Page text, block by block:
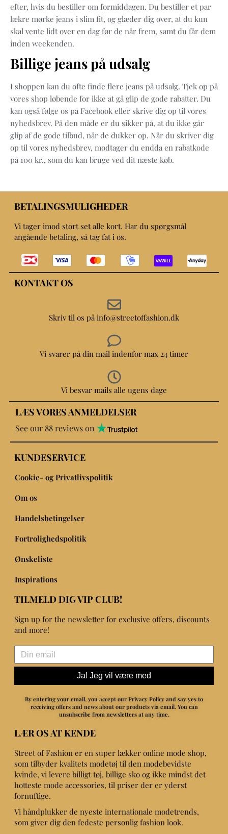
efter, hvis du bestiller om formiddagen. Du bestiller et par
lækre mørke jeans i slim fit, og glæder dig over, at du kun
skal vente lidt over en dag før de når frem, samt du får dem
inden weekenden.
Billige jeans på udsalg
I shoppen kan du ofte finde flere jeans på udsalg. Tjek op på
vores shop løbende for ikke at gå glip de gode rabatter. Du
kan også følge os på Facebook eller skrive dig op til vores
nyhedsbrev. På den måde er du sikker på, at du ikke går
glip af de gode tilbud, når de dukker op. Når du skriver dig
op til vores nyhedsbrev, modtager du endda en rabatkode
på 100 kr., som du kan bruge ved dit næste køb.
BETALINGSMULIGHEDER
Vi tager imod stort set alle kort. Har du spørgsmål
angående betaling, så tag fat i os.
KONTAKT OS
Skriv til os på info@streetoffashion.dk
Vi svarer på din mail indenfor max 24 timer
Vi besvar mails alle ugens dage
LÆS VORES ANMELDELSER
See our 88 reviews on
KUNDESERVICE
Cookie- og Privatlivspolitik
Om os
Handelsbetingelser
Fortrolighedspolitik
Ønskeliste
Inspirations
TILMELD DIG VIP CLUB!
Sign up for the newsletter for exclusive offers, discounts
and more!
Ja! Jeg vil være med
By entering your email, you accept our Privacy Policy and say yes to
receiving offers and news about our products via email. You can
unsubscribe from newsletters at any time.
LÆR OS AT KENDE
Street of Fashion er en super lækker online mode shop,
som tilbyder kvalitets modetøj til den modebevidste
kvinde, vi levere billigt tøj, billige sko og ikke mindst det
hotteste mode accessories, til priser der er yderst
fornuftige.
Vi håndplukker de nyeste internationale modetrends,
som giver dig den fedeste personlig fashion look.